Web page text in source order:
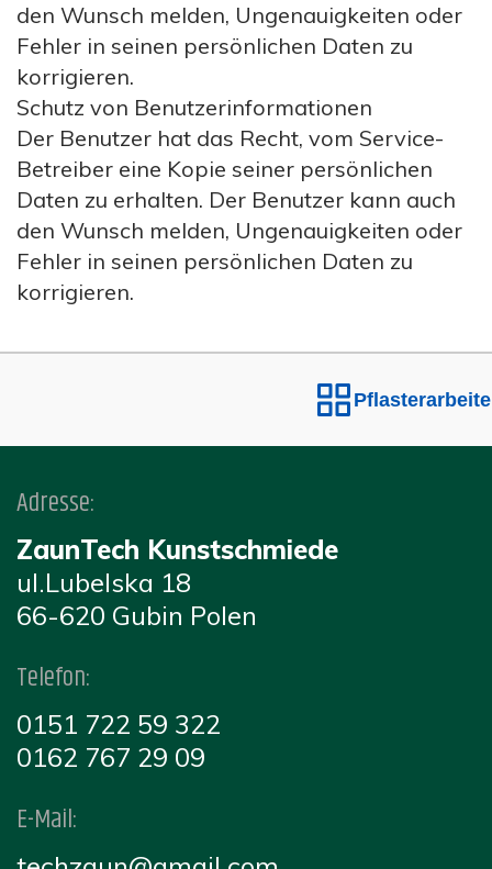
den Wunsch melden, Ungenauigkeiten oder
Fehler in seinen persönlichen Daten zu
korrigieren.
Schutz von Benutzerinformationen
Der Benutzer hat das Recht, vom Service-
Betreiber eine Kopie seiner persönlichen
Daten zu erhalten. Der Benutzer kann auch
den Wunsch melden, Ungenauigkeiten oder
Fehler in seinen persönlichen Daten zu
korrigieren.
Adresse:
ZaunTech Kunstschmiede
ul.Lubelska 18
66-620 Gubin Polen
Telefon:
0151 722 59 322
0162 767 29 09
E-Mail: